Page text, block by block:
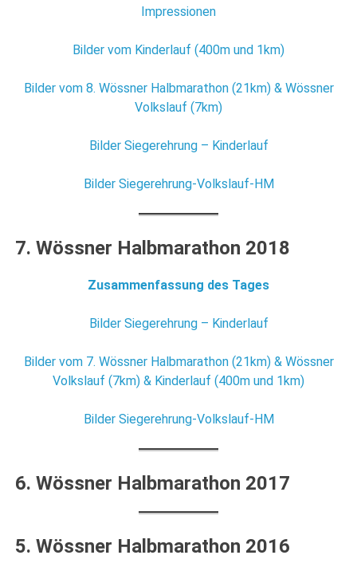
Impressionen
Bilder vom Kinderlauf (400m und 1km)
Bilder vom 8. Wössner Halbmarathon (21km) & Wössner
Volkslauf (7km)
Bilder Siegerehrung – Kinderlauf
Bilder Siegerehrung-Volkslauf-HM
7. Wössner Halbmarathon 2018
Zusammenfassung des Tages
Bilder Siegerehrung – Kinderlauf
Bilder vom 7. Wössner Halbmarathon (21km) & Wössner
Volkslauf (7km) & Kinderlauf (400m und 1km)
Bilder Siegerehrung-Volkslauf-HM
6. Wössner Halbmarathon 2017
5. Wössner Halbmarathon 2016